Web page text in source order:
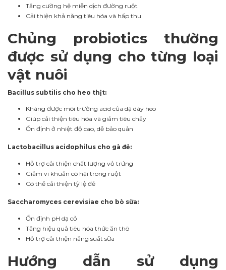
Tăng cường hệ miễn dịch đường ruột
Cải thiện khả năng tiêu hóa và hấp thu
Chủng probiotics thường
được sử dụng cho từng loại
vật nuôi
Bacillus subtilis cho heo thịt:
Kháng được môi trường acid của dạ dày heo
Giúp cải thiện tiêu hóa và giảm tiêu chảy
Ổn định ở nhiệt độ cao, dễ bảo quản
Lactobacillus acidophilus cho gà đẻ:
Hỗ trợ cải thiện chất lượng vỏ trứng
Giảm vi khuẩn có hại trong ruột
Có thể cải thiện tỷ lệ đẻ
Saccharomyces cerevisiae cho bò sữa:
Ổn định pH dạ cỏ
Tăng hiệu quả tiêu hóa thức ăn thô
Hỗ trợ cải thiện năng suất sữa
Hướng dẫn sử dụng